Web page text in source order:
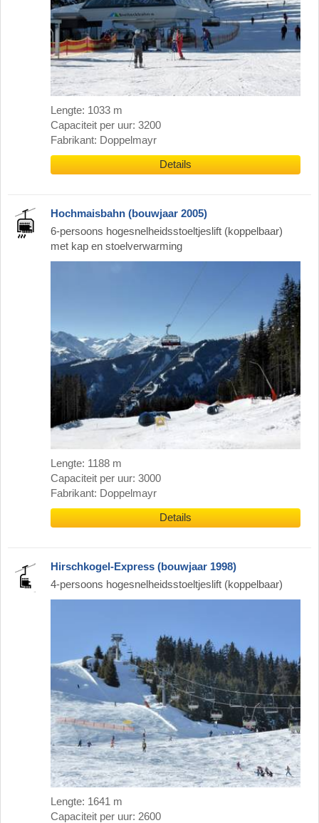
Lengte: 1033 m
Capaciteit per uur: 3200
Fabrikant: Doppelmayr
Details
Hochmaisbahn (bouwjaar 2005)
6-persoons hogesnelheidsstoeltjeslift (koppelbaar)
met kap en stoelverwarming
Lengte: 1188 m
Capaciteit per uur: 3000
Fabrikant: Doppelmayr
Details
Hirschkogel-Express (bouwjaar 1998)
4-persoons hogesnelheidsstoeltjeslift (koppelbaar)
Lengte: 1641 m
Capaciteit per uur: 2600